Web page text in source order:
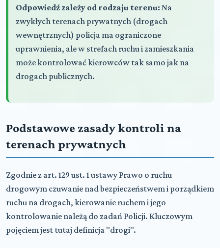
Odpowiedź zależy od rodzaju terenu: Na
zwykłych terenach prywatnych (drogach
wewnętrznych) policja ma ograniczone
uprawnienia, ale w strefach ruchu i zamieszkania
może kontrolować kierowców tak samo jak na
drogach publicznych.
Podstawowe zasady kontroli na
terenach prywatnych
Zgodnie z art. 129 ust. 1 ustawy Prawo o ruchu
drogowym czuwanie nad bezpieczeństwem i porządkiem
ruchu na drogach, kierowanie ruchem i jego
kontrolowanie należą do zadań Policji. Kluczowym
pojęciem jest tutaj definicja "drogi".